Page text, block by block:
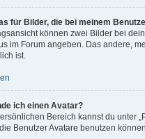
für Bilder, die bei meinem
können zwei Bilder bei
im Forum angeben. Das andere,
ist.
ich einen Avatar?
Bereich kannst du unter
Benutzer Avatare benutzen